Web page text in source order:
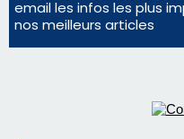
Mentions légales
Nous contacter